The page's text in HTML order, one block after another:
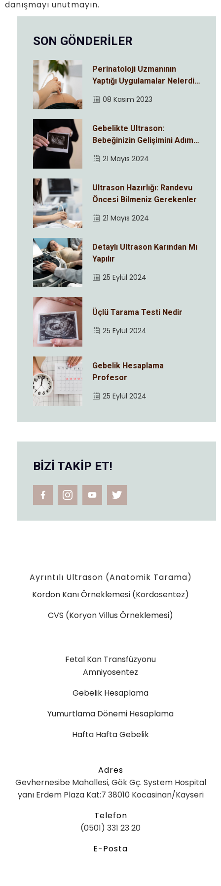
danışmayı unutmayın.
SON GÖNDERİLER
Perinatoloji Uzmanının
Yaptığı Uygulamalar Nelerdir
08 Kasım 2023
Gebelikte Ultrason:
Bebeğinizin Gelişimini Adım
21 Mayıs 2024
Ultrason Hazırlığı: Randevu
Öncesi Bilmeniz Gerekenler
21 Mayıs 2024
Detaylı Ultrason Karından Mı
Yapılır
25 Eylül 2024
Üçlü Tarama Testi Nedir
25 Eylül 2024
Gebelik Hesaplama
Profesor
25 Eylül 2024
BİZİ TAKİP ET!
Ayrıntılı Ultrason (Anatomik Tarama)
Kordon Kanı Örneklemesi (Kordosentez)
CVS (Koryon Villus Örneklemesi)
Fetal Kan Transfüzyonu
Amniyosentez
Gebelik Hesaplama
Yumurtlama Dönemi Hesaplama
Hafta Hafta Gebelik
Adres
Gevhernesibe Mahallesi, Gök Gç. System Hospital
yanı Erdem Plaza Kat:7 38010 Kocasinan/Kayseri
Telefon
(0501) 331 23 20
E-Posta